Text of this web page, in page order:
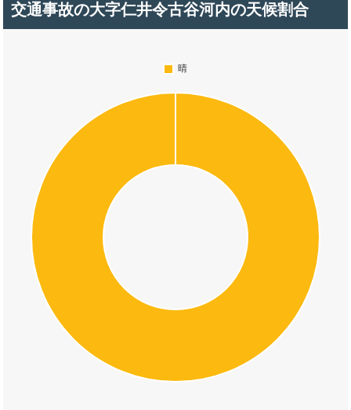
交通事故の大字仁井令古谷河内の天候割合